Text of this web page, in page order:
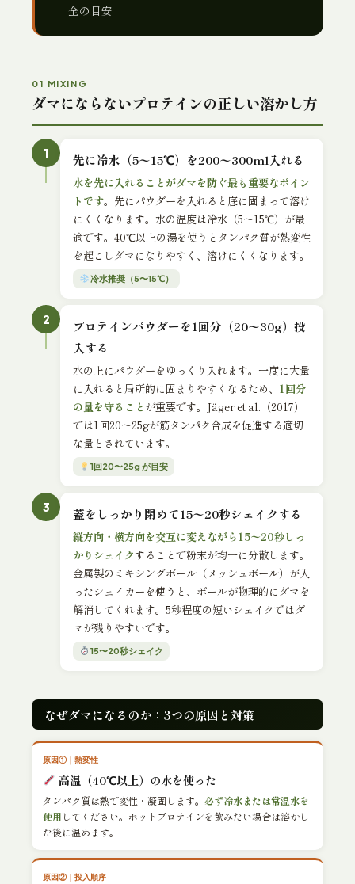
全の目安
01 MIXING
ダマにならないプロテインの正しい溶かし方
1 先に冷水（5〜15℃）を200〜300ml入れる
水を先に入れることがダマを防ぐ最も重要なポイン
トです。先にパウダーを入れると底に固まって溶け
にくくなります。水の温度は冷水（5〜15℃）が最
適です。40℃以上の湯を使うとタンパク質が熱変性
を起こしダマになりやすく、溶けにくくなります。
冷水推奨（5〜15℃）
2
プロテインパウダーを1回分（20〜30g）投
入する
水の上にパウダーをゆっくり入れます。一度に大量
に入れると局所的に固まりやすくなるため、 1回分
の量を守ること が重要です。Jäger et al.（2017）
では1回20〜25gが筋タンパク合成を促進する適切
な量とされています。
1回20〜25g が目安
3 蓋をしっかり閉めて15〜20秒シェイクする
縦方向・横方向を交互に変えながら15〜20秒しっ
かりシェイクすることで粉末が均一に分散します。
金属製のミキシングボール（メッシュボール）が入
ったシェイカーを使うと、ボールが物理的にダマを
解消してくれます。5秒程度の短いシェイクではダ
マが残りやすいです。
15〜20秒シェイク
なぜダマになるのか：3つの原因と対策
原因①｜熱変性
高温（40℃以上）の水を使った
タンパク質は熱で変性・凝固します。 必ず冷水または常温水を
使用 してください。ホットプロテインを飲みたい場合は溶かし
た後に温めます。
原因②｜投入順序